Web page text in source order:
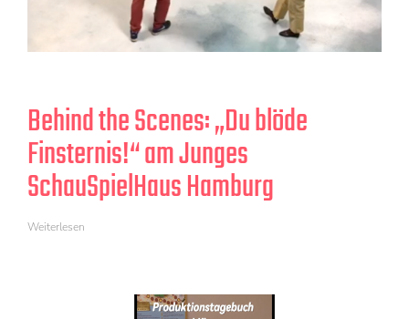
Behind the Scenes: „Du blöde
Finsternis!“ am Junges
SchauSpielHaus Hamburg
Weiterlesen